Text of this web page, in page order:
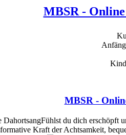
MBSR -
MBSR -
du dich
Kraft der Achtsamkeit,